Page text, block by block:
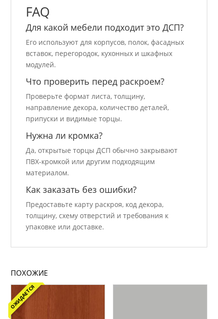
FAQ
Для какой мебели подходит это ДСП?
Его используют для корпусов, полок, фасадных
вставок, перегородок, кухонных и шкафных
модулей.
Что проверить перед раскроем?
Проверьте формат листа, толщину,
направление декора, количество деталей,
припуски и видимые торцы.
Нужна ли кромка?
Да, открытые торцы ДСП обычно закрывают
ПВХ-кромкой или другим подходящим
материалом.
Как заказать без ошибки?
Предоставьте карту раскроя, код декора,
толщину, схему отверстий и требования к
упаковке или доставке.
ПОХОЖИЕ
ОЖИДАЕТСЯ